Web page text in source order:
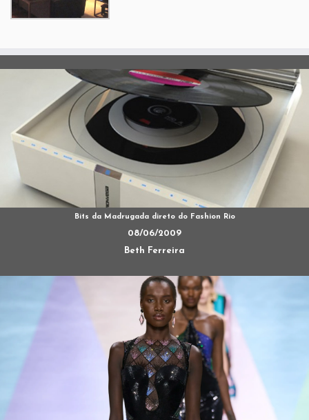
Bits da Madrugada direto do Fashion Rio
08/06/2009
Beth Ferreira